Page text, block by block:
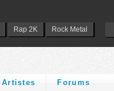
Rap 2K Rock Metal
Artistes Forums